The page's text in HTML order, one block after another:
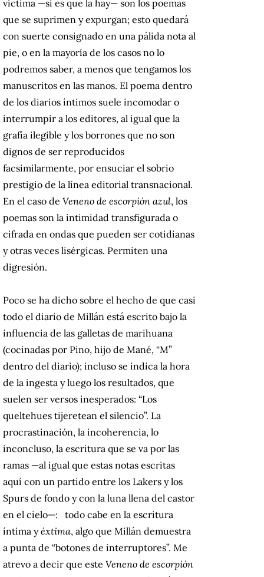
víctima —si es que la hay— son los poemas
que se suprimen y expurgan; esto quedará
con suerte consignado en una pálida nota al
pie, o en la mayoría de los casos no lo
podremos saber, a menos que tengamos los
manuscritos en las manos. El poema dentro
de los diarios íntimos suele incomodar o
interrumpir a los editores, al igual que la
grafía ilegible y los borrones que no son
dignos de ser reproducidos
facsimilarmente, por ensuciar el sobrio
prestigio de la línea editorial transnacional.
En el caso de Veneno de escorpión azul, los
poemas son la intimidad transfigurada o
cifrada en ondas que pueden ser cotidianas
y otras veces lisérgicas. Permiten una
digresión.
Poco se ha dicho sobre el hecho de que casi
todo el diario de Millán está escrito bajo la
influencia de las galletas de marihuana
(cocinadas por Pino, hijo de Mané, “M”
dentro del diario); incluso se indica la hora
de la ingesta y luego los resultados, que
suelen ser versos inesperados: “Los
queltehues tijeretean el silencio”. La
procrastinación, la incoherencia, lo
inconcluso, la escritura que se va por las
ramas —al igual que estas notas escritas
aquí con un partido entre los Lakers y los
Spurs de fondo y con la luna llena del castor
en el cielo—: todo cabe en la escritura
íntima yéxtima, algo que Millán demuestra
a punta de “botones de interruptores”. Me
atrevo a decir que este Veneno de escorpión